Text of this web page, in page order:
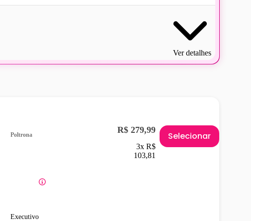
Ver detalhes
Poltrona
Executivo
R$ 279,99
3x R$
103,81
Selecionar